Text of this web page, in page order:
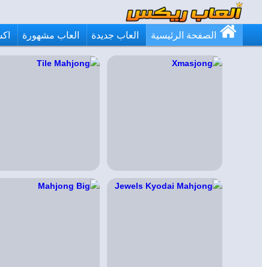
الصفحة الرئيسية العاب جديدة العاب مشهورة